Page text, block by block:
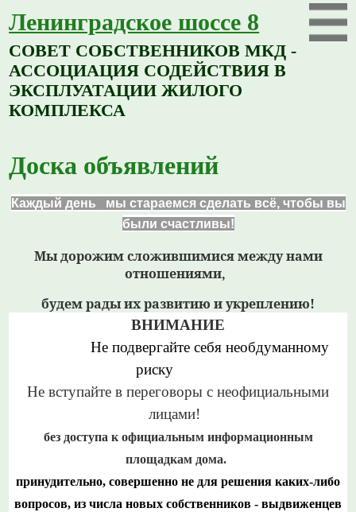
Ленинградское шоссе 8
СОВЕТ СОБСТВЕННИКОВ МКД -
АССОЦИАЦИЯ СОДЕЙСТВИЯ В
ЭКСПЛУАТАЦИИ ЖИЛОГО
КОМПЛЕКСА
Доска объявлений
Каждый день мы стараемся сделать всё, чтобы вы
были счастливы!
Мы дорожим сложившимися между нами
отношениями,
будем рады их развитию и укреплению!
ВНИМАНИЕ
Не подвергайте себя необдуманному
риску
Не вступайте в переговоры с неофициальными
лицами!
без доступа к официальным информационным
площадкам дома.
принудительно, совершенно не для решения каких-либо
вопросов, из числа новых собственников - выдвиженцев